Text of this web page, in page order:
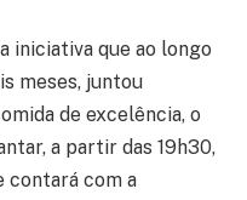
iniciativa que ao longo
meses, juntou
de excelência, o
a partir das 19h30,
contará com a